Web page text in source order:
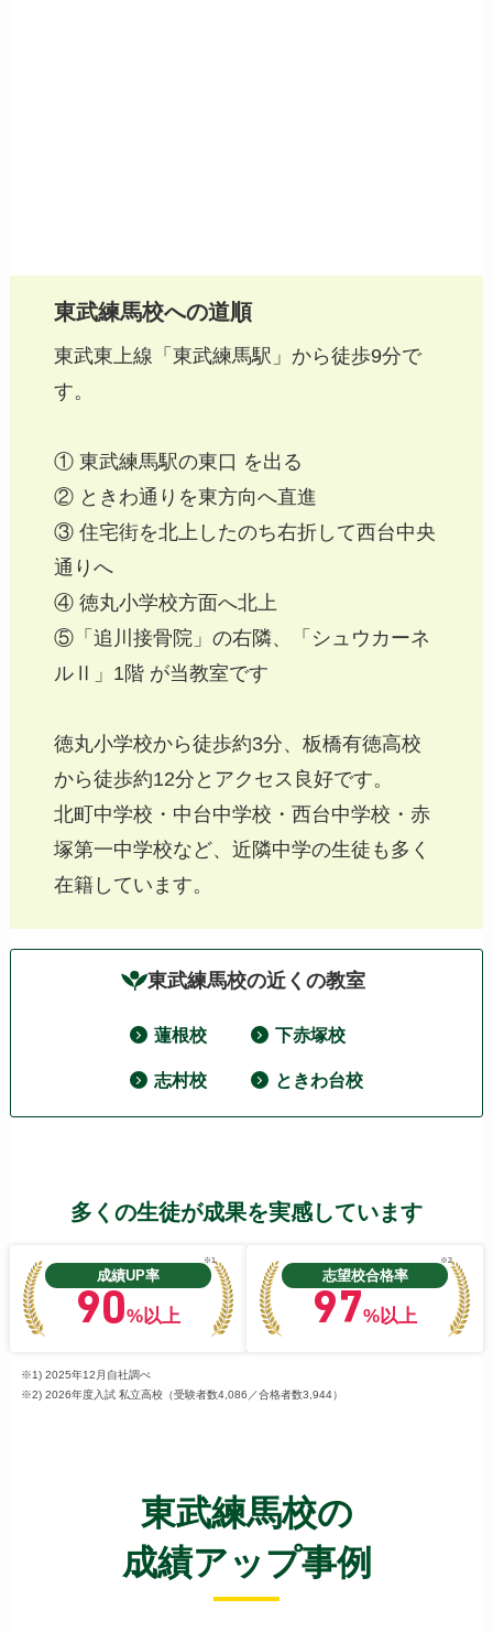
東武練馬校への道順
東武東上線「東武練馬駅」から徒歩9分で
す。
① 東武練馬駅の東口 を出る
② ときわ通りを東方向へ直進
③ 住宅街を北上したのち右折して西台中央
通りへ
④ 徳丸小学校方面へ北上
⑤「追川接骨院」の右隣、「シュウカーネ
ルⅡ」1階 が当教室です
徳丸小学校から徒歩約3分、板橋有徳高校
から徒歩約12分とアクセス良好です。
北町中学校・中台中学校・西台中学校・赤
塚第一中学校など、近隣中学の生徒も多く
在籍しています。
東武練馬校の近くの教室
蓮根校 下赤塚校
志村校 ときわ台校
多くの生徒が成果を実感しています
成績UP率
※1
90%以上
志望校合格率
※2
97%以上
※1) 2025年12月自社調べ
※2) 2026年度入試 私立高校（受験者数4,086／合格者数3,944）
東武練馬校の
成績アップ事例